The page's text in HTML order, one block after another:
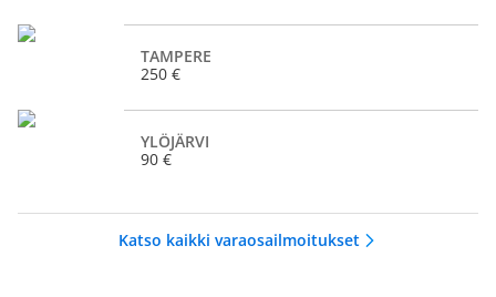
TAMPERE
250 €
YLÖJÄRVI
90 €
Katso kaikki varaosailmoitukset